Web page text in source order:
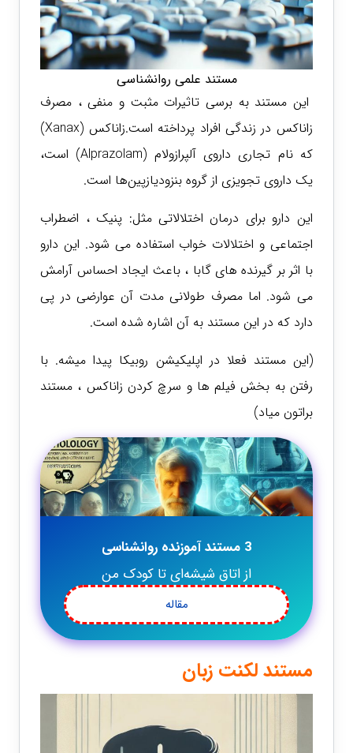
مستند علمی روانشناسی
این مستند به برسی تاثیرات مثبت و منفی ، مصرف
زاناکس در زندگی افراد پرداخته است.زاناکس (Xanax)
که نام تجاری داروی آلپرازولام (Alprazolam) است،
یک داروی تجویزی از گروه بنزودیازپین‌ها است.
این دارو برای درمان اختلالاتی مثل: پنیک ، اضطراب
اجتماعی و اختلالات خواب استفاده می شود. این دارو
با اثر بر گیرنده های گابا ، باعث ایجاد احساس آرامش
می شود. اما مصرف طولانی مدت آن عوارضی در پی
دارد که در این مستند به آن اشاره شده است.
(این مستند فعلا در اپلیکیشن روبیکا پیدا میشه. با
رفتن به بخش فیلم ها و سرچ کردن زاناکس ، مستند
براتون میاد)
3 مستند آموزنده روانشناسی
از اتاق شیشه‌ای تا کودک من
مقاله
مستند لکنت زبان